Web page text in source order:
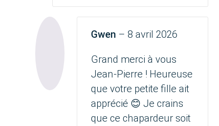
Gwen – 8 avril 2026
Grand merci à vous
Jean-Pierre ! Heureuse
que votre petite fille ait
apprécié 😊 Je crains
que ce chapardeur soit